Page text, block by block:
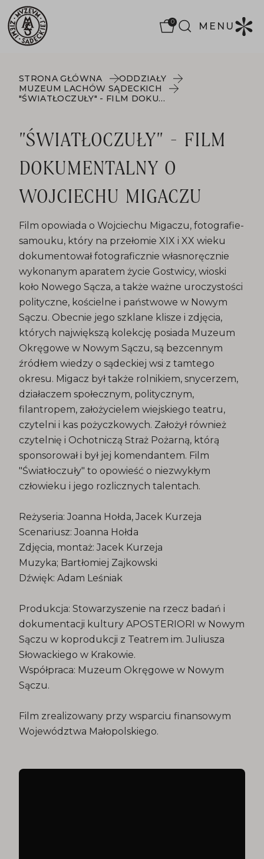
0 MENU
STRONA GŁÓWNA
ODDZIAŁY
MUZEUM LACHÓW SĄDECKICH
"ŚWIATŁOCZUŁY" - FILM DOKUMENTALNY O WOJCIECHU MIGACZU
"ŚWIATŁOCZUŁY" - FILM
DOKUMENTALNY O
WOJCIECHU MIGACZU
Film opowiada o Wojciechu Migaczu, fotografie-
samouku, który na przełomie XIX i XX wieku
dokumentował fotograficznie własnoręcznie
wykonanym aparatem życie Gostwicy, wioski
koło Nowego Sącza, a także ważne uroczystości
polityczne, kościelne i państwowe w Nowym
Sączu. Obecnie jego szklane klisze i zdjęcia,
których największą kolekcję posiada Muzeum
Okręgowe w Nowym Sączu, są bezcennym
źródłem wiedzy o sądeckiej wsi z tamtego
okresu. Migacz był także rolnikiem, snycerzem,
działaczem społecznym, politycznym,
filantropem, założycielem wiejskiego teatru,
czytelni i kas pożyczkowych. Założył również
czytelnię i Ochotniczą Straż Pożarną, którą
sponsorował i był jej komendantem. Film
"Światłoczuły" to opowieść o niezwykłym
człowieku i jego rozlicznych talentach.
Reżyseria: Joanna Hołda, Jacek Kurzeja
Scenariusz: Joanna Hołda
Zdjęcia, montaż: Jacek Kurzeja
Muzyka; Bartłomiej Zajkowski
Dźwięk: Adam Leśniak
Produkcja: Stowarzyszenie na rzecz badań i
dokumentacji kultury APOSTERIORI w Nowym
Sączu w koprodukcji z Teatrem im. Juliusza
Słowackiego w Krakowie.
Współpraca: Muzeum Okręgowe w Nowym
Sączu.
Film zrealizowany przy wsparciu finansowym
Województwa Małopolskiego.